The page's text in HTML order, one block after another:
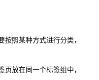
照某种方式进行分类，
放在同一个标签组中，